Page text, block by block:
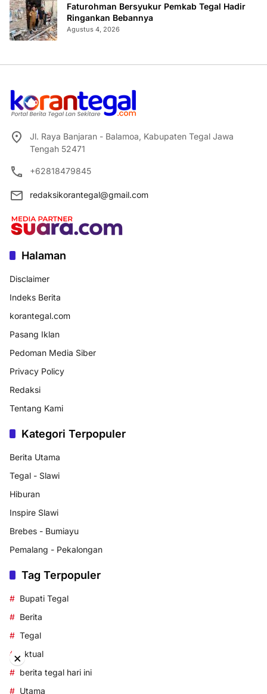
Faturohman Bersyukur Pemkab Tegal Hadir
Ringankan Bebannya
Agustus 4, 2026
Jl. Raya Banjaran - Balamoa, Kabupaten Tegal Jawa
Tengah 52471
+62818479845
redaksikorantegal@gmail.com
Halaman
Disclaimer
Indeks Berita
korantegal.com
Pasang Iklan
Pedoman Media Siber
Privacy Policy
Redaksi
Tentang Kami
Kategori Terpopuler
Berita Utama
Tegal - Slawi
Hiburan
Inspire Slawi
Brebes - Bumiayu
Pemalang - Pekalongan
Tag Terpopuler
Bupati Tegal
Berita
Tegal
aktual
berita tegal hari ini
Utama
×